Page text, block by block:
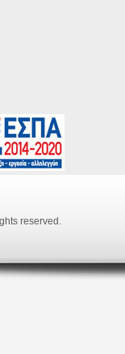
rights reserved.